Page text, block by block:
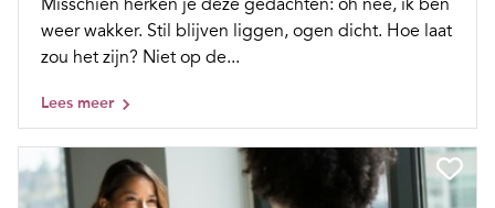
Misschien herken je deze gedachten: oh nee, ik ben
weer wakker. Stil blijven liggen, ogen dicht. Hoe laat
zou het zijn? Niet op de...
Lees meer